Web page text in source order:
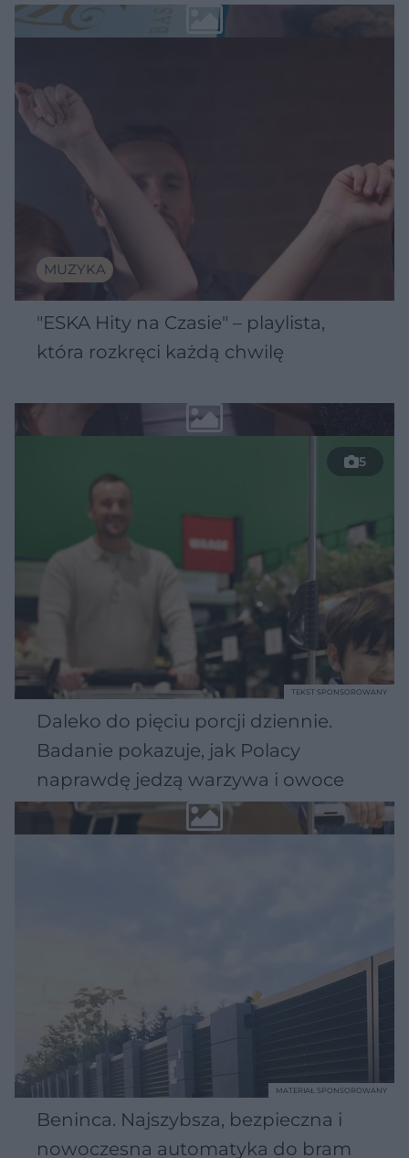
MUZYKA
"ESKA Hity na Czasie" – playlista,
która rozkręci każdą chwilę
5
Daleko do pięciu porcji dziennie.
Badanie pokazuje, jak Polacy
naprawdę jedzą warzywa i owoce
TEKST SPONSOROWANY
Beninca. Najszybsza, bezpieczna i
nowoczesna automatyka do bram
MATERIAŁ SPONSOROWANY